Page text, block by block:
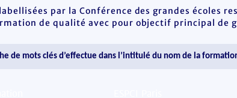
par la Conférence des grandes écoles
de qualité avec pour objectif principal de